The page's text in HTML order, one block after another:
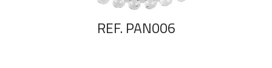
REF. PAN006